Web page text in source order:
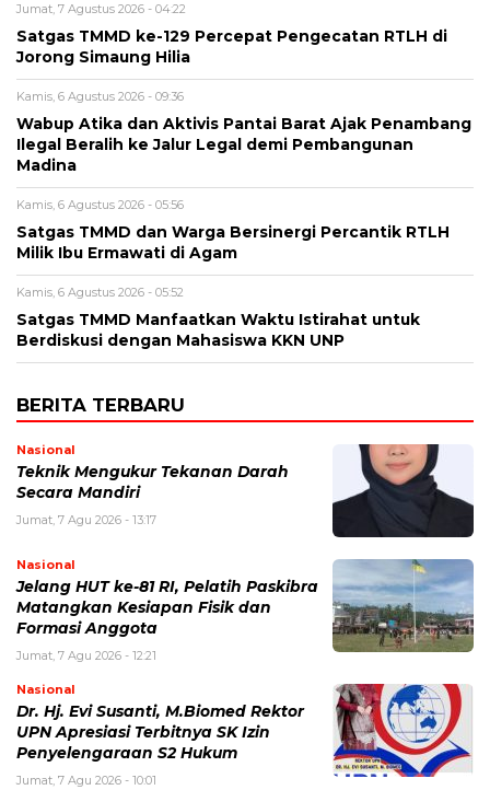
Jumat, 7 Agustus 2026 - 04:22
Satgas TMMD ke-129 Percepat Pengecatan RTLH di
Jorong Simaung Hilia
Kamis, 6 Agustus 2026 - 09:36
Wabup Atika dan Aktivis Pantai Barat Ajak Penambang
Ilegal Beralih ke Jalur Legal demi Pembangunan
Madina
Kamis, 6 Agustus 2026 - 05:56
Satgas TMMD dan Warga Bersinergi Percantik RTLH
Milik Ibu Ermawati di Agam
Kamis, 6 Agustus 2026 - 05:52
Satgas TMMD Manfaatkan Waktu Istirahat untuk
Berdiskusi dengan Mahasiswa KKN UNP
BERITA TERBARU
Nasional
Teknik Mengukur Tekanan Darah
Secara Mandiri
Jumat, 7 Agu 2026 - 13:17
Nasional
Jelang HUT ke-81 RI, Pelatih Paskibra
Matangkan Kesiapan Fisik dan
Formasi Anggota
Jumat, 7 Agu 2026 - 12:21
Nasional
Dr. Hj. Evi Susanti, M.Biomed Rektor
UPN Apresiasi Terbitnya SK Izin
Penyelengaraan S2 Hukum
Jumat, 7 Agu 2026 - 10:01